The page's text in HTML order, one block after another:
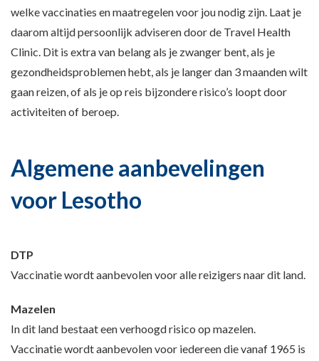
welke vaccinaties en maatregelen voor jou nodig zijn. Laat je
daarom altijd persoonlijk adviseren door de Travel Health
Clinic. Dit is extra van belang als je zwanger bent, als je
gezondheidsproblemen hebt, als je langer dan 3 maanden wilt
gaan reizen, of als je op reis bijzondere risico’s loopt door
activiteiten of beroep.
Algemene aanbevelingen
voor Lesotho
DTP
Vaccinatie wordt aanbevolen voor alle reizigers naar dit land.
Mazelen
In dit land bestaat een verhoogd risico op mazelen.
Vaccinatie wordt aanbevolen voor iedereen die vanaf 1965 is